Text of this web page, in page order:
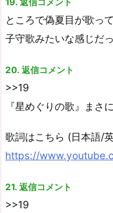
ところで偽夏目が歌っ
子守歌みたいな感じだっ
20. 返信コメント
>>19
『星めぐりの歌』まさ
歌詞はこちら (日本語/
https://
21. 返信コメント
>>19